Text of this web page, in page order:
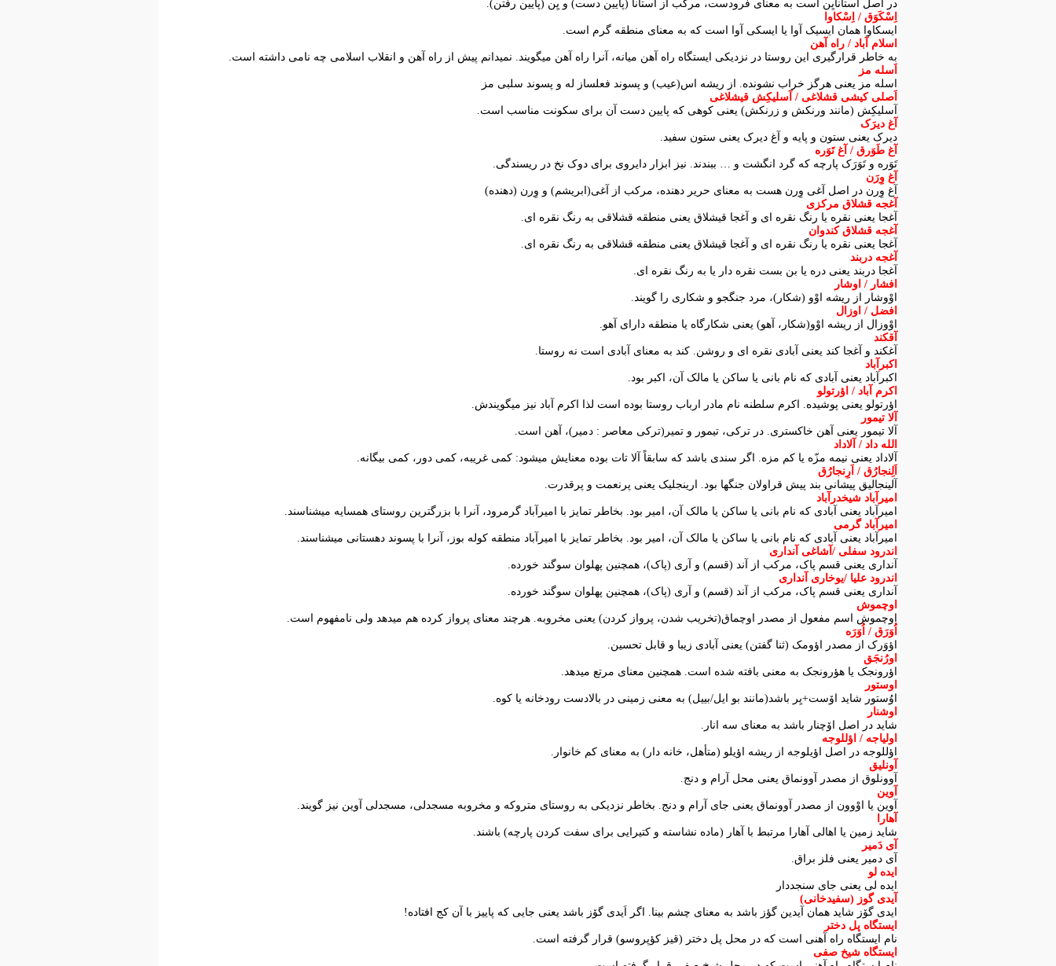
در اصل آستانایِن است به معنای فرودست، مرکب از آستانا (پایین دست) و یِن (پایین رفتن).
اِسْکَوَق / اِسْکاوا
ایسکاوا همان ایسیک آوا یا ایسکی آوا است که به معنای منطقه گرم است.
اسلام آباد / راه آهن
به خاطر قرارگیری این روستا در نزدیکی ایستگاه راه آهن میانه، آنرا راه آهن میگویند. نمیدانم پیش از راه آهن و انقلاب اسلامی چه نامی داشته است.
اَسله مز
اسله مز یعنی هرگز خراب نشونده. از ریشه اس(عیب) و پسوند فعلساز له و پسوند سلبی مز
اَصلی کیشی قشلاغی / آسلیکِش قیشلاغی
آسلیکِش (مانند ورنکش و زرنکش) یعنی کوهی که پایین دست آن برای سکونت مناسب است.
آغ دیرَک
دیرک یعنی ستون و پایه و آغ دیرک یعنی ستون سفید.
آغ طَوَرق / آغ تَوَره
تَوَره و تَوَرَک پارچه که گرد انگشت و … ببندند. نیز ابزار دایروی برای دوک نخ در ریسندگی.
آغ وِرَن
آغ وِرن در اصل آغی وِرن هست به معنای حریر دهنده، مرکب از آغی(ابریشم) و وِرن (دهنده)
آغجه قشلاق مرکزی
آغجا یعنی نقره یا رنگ نقره ای و آغجا قیشلاق یعنی منطقه قشلاقی به رنگ نقره ای.
آغجه قشلاق کندوان
آغجا یعنی نقره یا رنگ نقره ای و آغجا قیشلاق یعنی منطقه قشلاقی به رنگ نقره ای.
آغجه دربند
آغجا دربند یعنی دره یا بن بست نقره دار یا به رنگ نقره ای.
افشار / اوشار
اوْوشار از ریشه اوْو (شکار)، مرد جنگجو و شکاری را گویند.
افضل / اوزال
اوْوزال از ریشه اوْو(شکار، آهو) یعنی شکارگاه یا منطقه دارای آهو.
آقکند
آغکند و آغجا کند یعنی آبادی نقره ای و روشن. کند به معنای آبادی است نه روستا.
اکبرآباد
اکبرآباد یعنی آبادی که نام بانی یا ساکن یا مالک آن، اکبر بود.
اکرم آباد / اؤرتولو
اؤرتولو یعنی پوشیده. اکرم سلطنه نام مادر ارباب روستا بوده است لذا اکرم آباد نیز میگویندش.
آلا تیمور
آلا تیمور یعنی آهن خاکستری. در ترکی، تیمور و تمیر(ترکی معاصر : دمیر)، آهن است.
الله داد / آلاداد
آلاداد یعنی نیمه مزّه یا کم مزه. اگر سندی باشد که سابقاً آلا تات بوده معنایش میشود: کمی غریبه، کمی دور، کمی بیگانه.
اَلِنجارُق / اَرِنجارُق
آلینجالیق پیشانی بند پیش قراولان جنگها بود. ارینجلیک یعنی پرنعمت و پرقدرت.
امیرآباد شیخدرآباد
امیرآباد یعنی آبادی که نام بانی یا ساکن یا مالک آن، امیر بود. بخاطر تمایز با امیرآباد گرمرود، آنرا با بزرگترین روستای همسایه میشناسند.
امیرآباد گرمی
امیرآباد یعنی آبادی که نام بانی یا ساکن یا مالک آن، امیر بود. بخاطر تمایز با امیرآباد منطقه کوله بوز، آنرا با پسوند دهستانی میشناسند.
اندرود سفلی /آشاغی آنداری
آنداری یعنی قسم پاک، مرکب از آند (قسم) و آری (پاک)، همچنین پهلوان سوگند خورده.
اندرود علیا /یوخاری آنداری
آنداری یعنی قسم پاک، مرکب از آند (قسم) و آری (پاک)، همچنین پهلوان سوگند خورده.
اوچموش
اوچموش اسم مفعول از مصدر اوچماق(تخریب شدن، پرواز کردن) یعنی مخروبه. هرچند معنای پرواز کرده هم میدهد ولی نامفهوم است.
اُوَرَق / اُوَرَه
اؤوَرک از مصدر اؤومک (ثنا گفتن) یعنی آبادی زیبا و قابل تحسین.
اورُنجَق
اؤرونجک یا هؤرونجک به معنی بافته شده است. همچنین معنای مرتع میدهد.
اوستور
اوُستور شاید اۆست+یِر باشد(مانند بو ایل/بییل) به معنی زمینی در بالادست رودخانه یا کوه.
اوشنار
شاید در اصل اۆچنار باشد به معنای سه انار.
اولیاجه / اؤللوجه
اؤللوجه در اصل اؤیلوجه از ریشه اؤیلو (متأهل، خانه دار) به معنای کم خانوار.
آونلیق
آوونلوق از مصدر آوونماق یعنی محل آرام و دنج.
آوین
آوین یا اوْوون از مصدر آوونماق یعنی جای آرام و دنج. بخاطر نزدیکی به روستای متروکه و مخروبه مسجدلی، مسجدلی آوین نیز گویند.
آهارا
شاید زمین یا اهالی آهارا مرتبط با آهار (ماده نشاسته و کتیرایی برای سفت کردن پارچه) باشند.
آی دَمیر
آی دمیر یعنی فلز براق.
ایده لو
ایده لی یعنی جای سنجددار
آیدی گوز (سفیدخانی)
ایدی گۆز شاید همان آیدین گؤز باشد به معنای چشم بینا. اگر اَیدی گۆز باشد یعنی جایی که پاییز با آن کج افتاده!
ایستگاه پل دختر
نام ایستگاه راه آهنی است که در محل پل دختر (قیز کؤپروسو) قرار گرفته است.
ایستگاه شیخ صفی